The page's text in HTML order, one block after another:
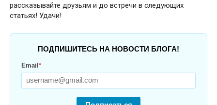
рассказывайте друзьям и до встречи в следующих
статьях! Удачи!
ПОДПИШИТЕСЬ НА НОВОСТИ БЛОГА!
Email*